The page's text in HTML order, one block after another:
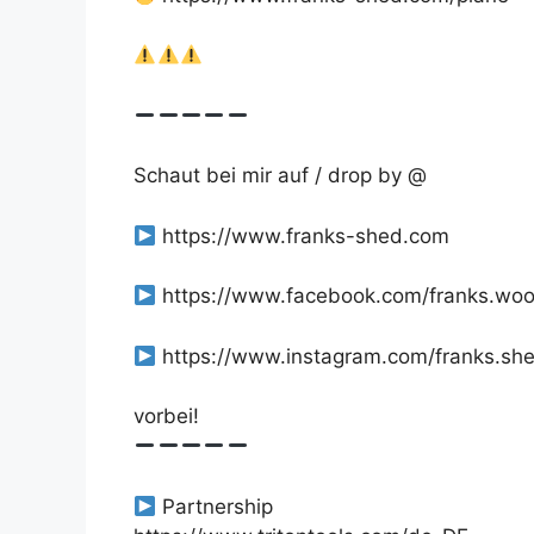
Schaut bei mir auf / drop by @
https://www.franks-shed.com
https://www.facebook.com/
https://www.instagram.com/
vorbei!
Partnership